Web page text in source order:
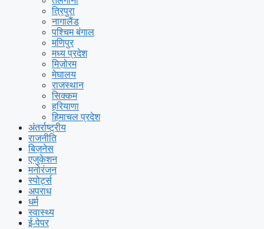
त्रिपुरा
नागालैंड
पश्चिम बंगाल
मणिपुर
मध्य प्रदेश
मिज़ोरम
मेघालय
राजस्थान
सिक्कम
हरियाणा
हिमाचल प्रदेश
अंतर्राष्ट्रीय
राजनीति
बिज़नेस
एजुकेशन
मनोरंजन
स्पोर्ट्स
अपराध
धर्म
स्वास्थ्य
ई-पेपर